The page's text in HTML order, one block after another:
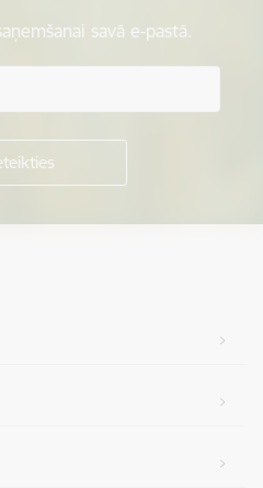
savā e-pastā.